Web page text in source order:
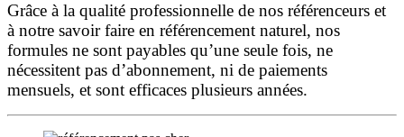
Grâce à la qualité professionnelle de nos référenceurs et
à notre savoir faire en référencement naturel, nos
formules ne sont payables qu’une seule fois, ne
nécessitent pas d’abonnement, ni de paiements
mensuels, et sont efficaces plusieurs années.